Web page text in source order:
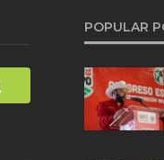
POPULAR